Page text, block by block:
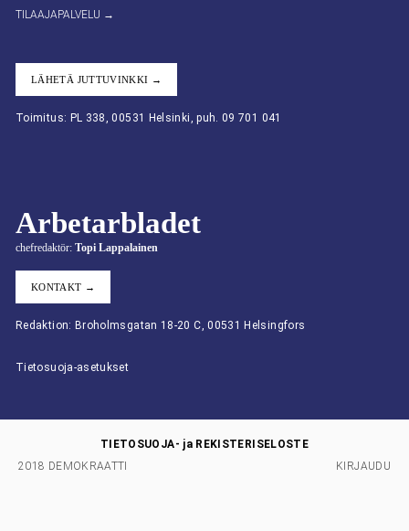
TILAAJAPALVELU →
LÄHETÄ JUTTUVINKKI →
Toimitus: PL 338, 00531 Helsinki, puh. 09 701 041
Arbetarbladet
chefredaktör: Topi Lappalainen
KONTAKT →
Redaktion: Broholmsgatan 18-20 C, 00531 Helsingfors
Tietosuoja-asetukset
2018 DEMOKRAATTI
TIETOSUOJA- ja REKISTERISELOSTE
KIRJAUDU